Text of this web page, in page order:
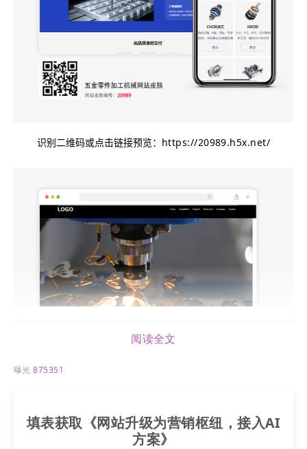
识别二维码或点击链接预览： https://20989.h5x.net/
阅读全文
曝光875351
填表获取《网站升级为营销枢纽，接入AI
方案》